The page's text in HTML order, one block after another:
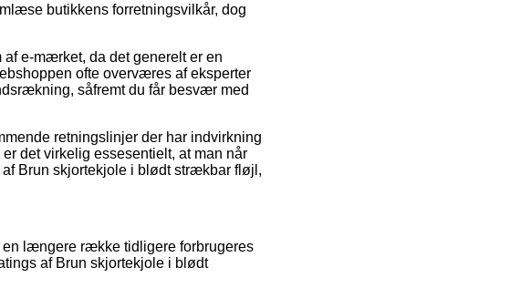
butikkens forretningsvilkår, dog
e-mærket, da det generelt er en
ofte overværes af eksperter
såfremt du får besvær med
retningslinjer der har indvirkning
det virkelig essesentielt, at man når
Brun skjortekjole i blødt strækbar fløjl,
længere række tidligere forbrugeres
af Brun skjortekjole i blødt